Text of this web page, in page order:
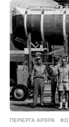
ΠΕΡΊΕΡΓΑ ΆΡΘΡΑ ,